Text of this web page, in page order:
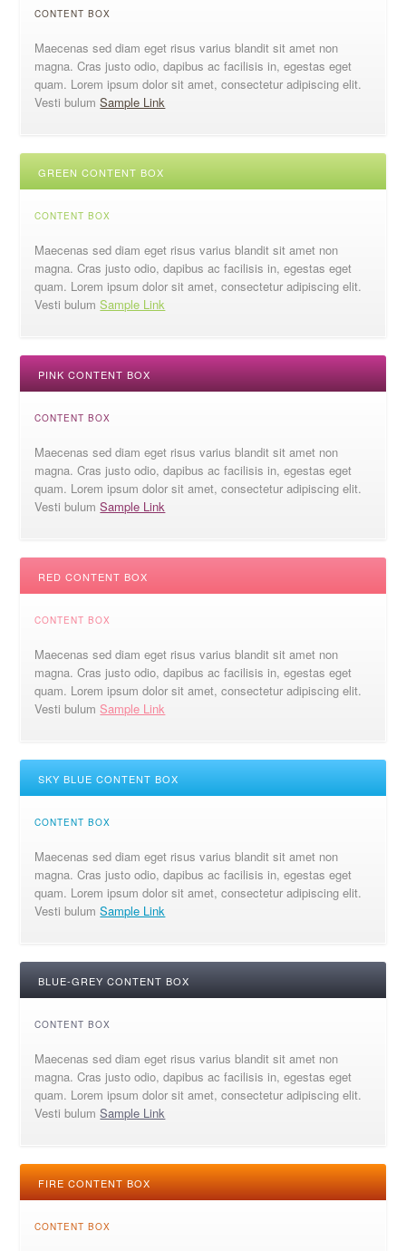
CONTENT BOX
Maecenas sed diam eget risus varius blandit sit amet non
magna. Cras justo odio, dapibus ac facilisis in, egestas eget
quam. Lorem ipsum dolor sit amet, consectetur adipiscing elit.
Vesti bulumSample Link
GREEN CONTENT BOX
CONTENT BOX
Maecenas sed diam eget risus varius blandit sit amet non
magna. Cras justo odio, dapibus ac facilisis in, egestas eget
quam. Lorem ipsum dolor sit amet, consectetur adipiscing elit.
Vesti bulumSample Link
PINK CONTENT BOX
CONTENT BOX
Maecenas sed diam eget risus varius blandit sit amet non
magna. Cras justo odio, dapibus ac facilisis in, egestas eget
quam. Lorem ipsum dolor sit amet, consectetur adipiscing elit.
Vesti bulumSample Link
RED CONTENT BOX
CONTENT BOX
Maecenas sed diam eget risus varius blandit sit amet non
magna. Cras justo odio, dapibus ac facilisis in, egestas eget
quam. Lorem ipsum dolor sit amet, consectetur adipiscing elit.
Vesti bulumSample Link
SKY BLUE CONTENT BOX
CONTENT BOX
Maecenas sed diam eget risus varius blandit sit amet non
magna. Cras justo odio, dapibus ac facilisis in, egestas eget
quam. Lorem ipsum dolor sit amet, consectetur adipiscing elit.
Vesti bulumSample Link
BLUE-GREY CONTENT BOX
CONTENT BOX
Maecenas sed diam eget risus varius blandit sit amet non
magna. Cras justo odio, dapibus ac facilisis in, egestas eget
quam. Lorem ipsum dolor sit amet, consectetur adipiscing elit.
Vesti bulumSample Link
FIRE CONTENT BOX
CONTENT BOX